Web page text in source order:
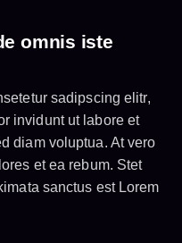
omnis iste
sadipscing elitr,
invidunt ut labore et
diam voluptua. At vero
et ea rebum. Stet
sanctus est Lorem